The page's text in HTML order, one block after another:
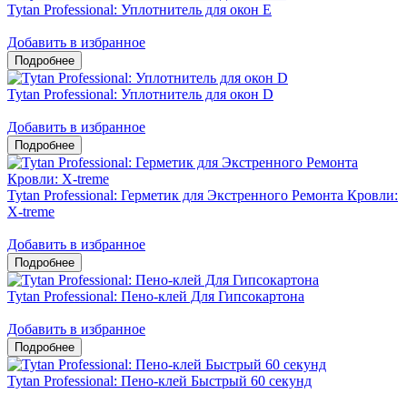
Tytan Professional: Уплотнитель для окон E
Добавить в избранное
Tytan Professional: Уплотнитель для окон D
Добавить в избранное
Tytan Professional: Герметик для Экстренного Ремонта Кровли:
X-treme
Добавить в избранное
Tytan Professional: Пено-клей Для Гипсокартона
Добавить в избранное
Tytan Professional: Пено-клей Быстрый 60 секунд